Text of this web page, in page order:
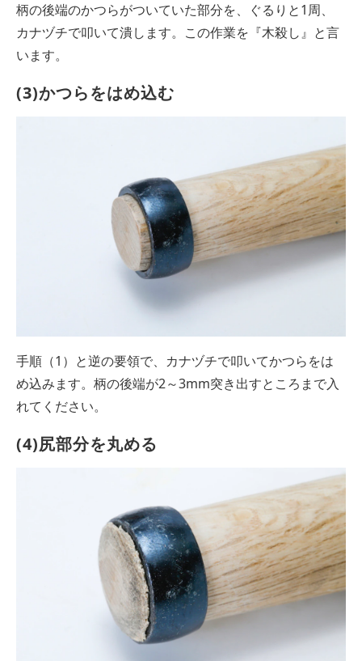
柄の後端のかつらがついていた部分を、ぐるりと1周、
カナヅチで叩いて潰します。この作業を『木殺し』と言
います。
(3)かつらをはめ込む
手順（1）と逆の要領で、カナヅチで叩いてかつらをは
め込みます。柄の後端が2～3mm突き出すところまで入
れてください。
(4)尻部分を丸める